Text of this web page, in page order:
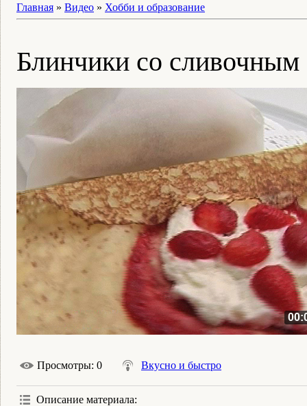
Главная » Видео » Хобби и образование
Блинчики со
Просмотры: 0 Вкусно и быстро
Описание материала: